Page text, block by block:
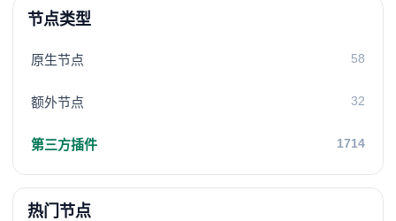
节点类型
原生节点 58
额外节点 32
第三方插件 1714
热门节点